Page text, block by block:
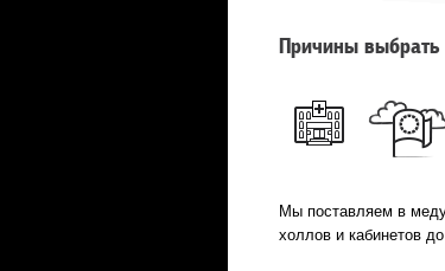
Причины выбрать
Мы поставляем в
холлов и кабинетов